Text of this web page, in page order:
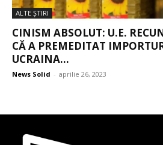
ALTE ŞTIRI
CINISM ABSOLUT: U.E.
CĂ A PREMEDITAT
UCRAINA...
News Solid - aprilie 26, 2023